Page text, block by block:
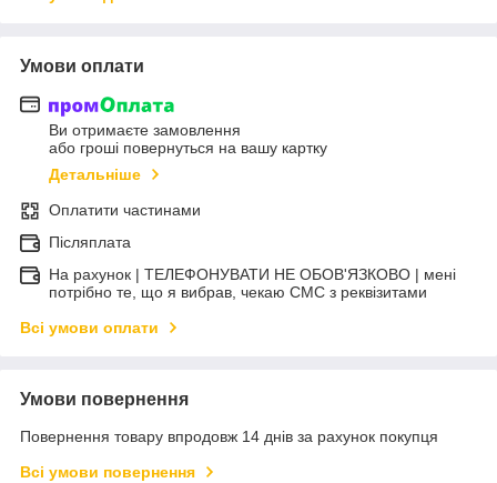
Умови оплати
Ви отримаєте замовлення
або гроші повернуться на вашу картку
Детальніше
Оплатити частинами
Післяплата
На рахунок | ТЕЛЕФОНУВАТИ НЕ ОБОВ'ЯЗКОВО | мені
потрібно те, що я вибрав, чекаю СМС з реквізитами
Всі умови оплати
Умови повернення
Повернення товару впродовж 14 днів за рахунок покупця
Всі умови повернення